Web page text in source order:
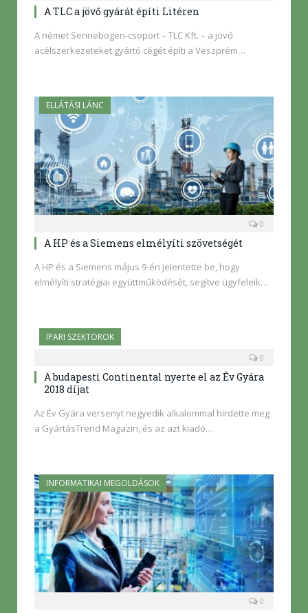
A TLC a jövő gyárát építi Litéren
A német Sennebogen-csoport – TLC Kft. – a jövő
acélszerkezeteket gyártó cégét építi a Veszprém…
ELLÁTÁSI LÁNC
0
A HP és a Siemens elmélyíti szövetségét
A HP és a Siemens május 9-én jelentette be, hogy
elmélyíti stratégiai együttműködését, segítve ügyfeleik…
IPARI SZEKTOROK
0
A budapesti Continental nyerte el az Év Gyára
2018 díjat
Az Év Gyára versenyt negyedik alkalommal hirdette meg
a GyártásTrend Magazin, és az azt kiadó…
INFORMATIKAI MEGOLDÁSOK
0